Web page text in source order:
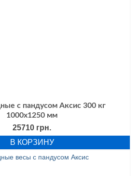
с пандусом Аксис 300 кг
1000х1250 мм
25710 грн.
В КОРЗИНУ